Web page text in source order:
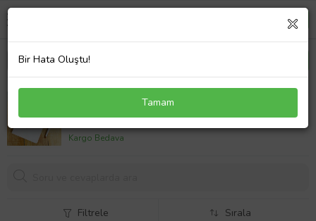
Kişiye Özel İsimli Ajanda Not Defteri ve Kalem Seti
2413W07 (Beyaz-Rose Gold)
389,00 TL
Kargo Bedava
Filtrele Sırala
Bir Hata Oluştu!
Tamam